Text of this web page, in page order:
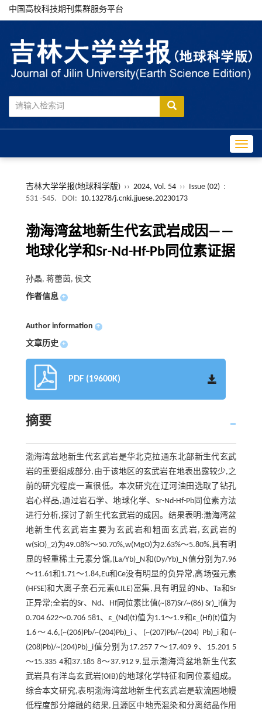
中国高校科技期刊集群服务平台
吉林大学学报(地球科学版) ›› 2024, Vol. 54 ›› Issue (02) :
531 -545.
DOI: 10.13278/j.cnki.jjuese.20230173
渤海湾盆地新生代玄武岩成因——
地球化学和Sr-Nd-Hf-Pb同位素证据
孙晶, 蒋蕾茵, 侯文
作者信息 +
Author information +
文章历史 +
PDF (19600K)
摘要
渤海湾盆地新生代玄武岩是华北克拉通东北部新生代玄武
岩的重要组成部分,由于该地区的玄武岩在地表出露较少,之
前的研究程度一直很低。本次研究在辽河油田选取了钻孔
岩心样品,通过岩石学、地球化学、Sr-Nd-Hf-Pb同位素方法
进行分析,探讨了新生代玄武岩的成因。结果表明:渤海湾盆
地新生代玄武岩主要为玄武岩和粗面玄武岩,玄武岩的
w(SiO)_2)为49.08%～50.70%,w(MgO)为2.63%～5.80%,具有明
显的轻重稀土元素分馏,(La/Yb)_N和(Dy/Yb)_N值分别为7.96
～11.61和1.71～1.84,Eu和Ce没有明显的负异常,高场强元素
(HFSE)和大离子亲石元素(LILE)富集,具有明显的Nb、Ta和Sr
正异常;全岩的Sr、Nd、Hf同位素比值(~(87)Sr/~(86) Sr)_i值为
0.704 622～0.706 581、ε_(Nd)(t)值为1.1～1.9和ε_(Hf)(t)值为
1.6～4.6,(~(206)Pb/~(204)Pb)_i、(~(207)Pb/~(204) Pb)_i和(~
(208)Pb)/~(204)Pb)_i值分别为17.257 7～17.409 9、15.201 5
～15.335 4和37.185 8～37.912 9,显示渤海湾盆地新生代玄
武岩具有洋岛玄武岩(OIB)的地球化学特征和同位素组成。
综合本文研究,表明渤海湾盆地新生代玄武岩是软流圈地幔
低程度部分熔融的结果,且源区中地壳混染和分离结晶作用